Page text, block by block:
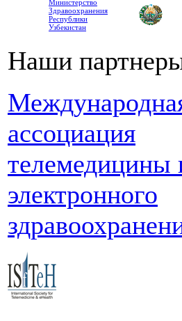
Министерство
Здравоохранения
Республики
Узбекистан
Наши
ассоциация
телемедицины
электронного